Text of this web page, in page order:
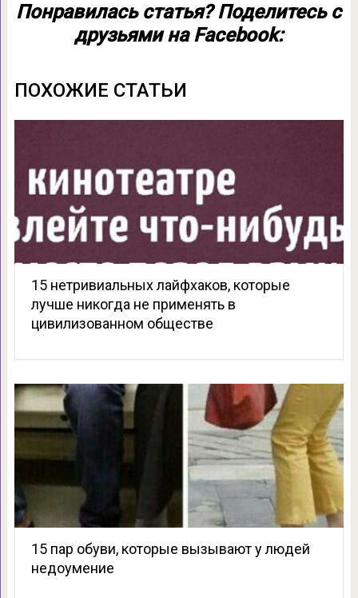
Понравилась статья? Поделитесь с
друзьями на Facebook:
ПОХОЖИЕ СТАТЬИ
15 нетривиальных лайфхаков, которые
лучше никогда не применять в
цивилизованном обществе
15 пар обуви, которые вызывают у людей
недоумение